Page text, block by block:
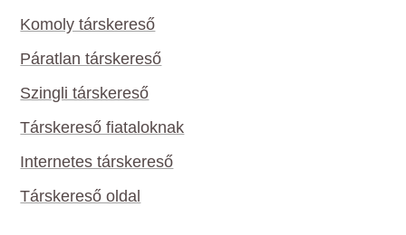
Komoly társkereső
Páratlan társkereső
Szingli társkereső
Társkereső fiataloknak
Internetes társkereső
Társkereső oldal